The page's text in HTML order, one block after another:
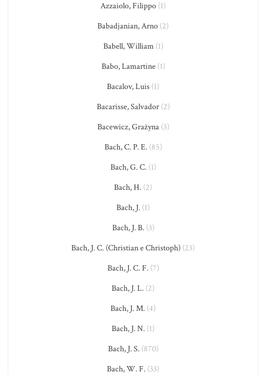
Azzaiolo, Filippo (1)
Babadjanian, Arno (2)
Babell, William(1)
Babo, Lamartine(1)
Bacalov, Luis (1)
Bacarisse, Salvador(2)
Bacewicz, Grażyna(3)
Bach, C. P. E.(85)
Bach, G. C.(1)
Bach, H. (2)
Bach, J. (1)
Bach, J. B.(3)
Bach, J. C. (Christian e Christoph) (23)
Bach, J. C. F.(7)
Bach, J. L. (2)
Bach, J. M. (4)
Bach, J. N. (1)
Bach, J. S.(870)
Bach, W. F. (33)